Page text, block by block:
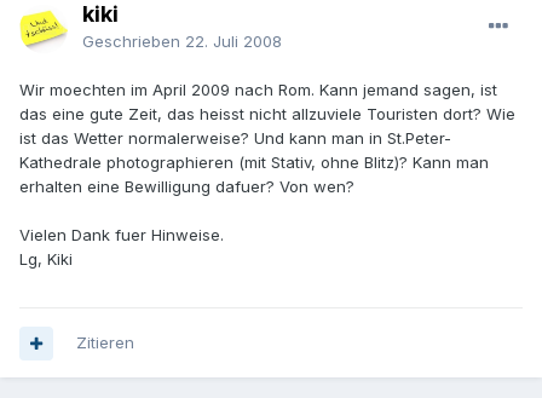
kiki
Geschrieben 22. Juli 2008
Wir moechten im April 2009 nach Rom. Kann jemand sagen, ist
das eine gute Zeit, das heisst nicht allzuviele Touristen dort? Wie
ist das Wetter normalerweise? Und kann man in St.Peter-
Kathedrale photographieren (mit Stativ, ohne Blitz)? Kann man
erhalten eine Bewilligung dafuer? Von wen?
Vielen Dank fuer Hinweise.
Lg, Kiki
Zitieren